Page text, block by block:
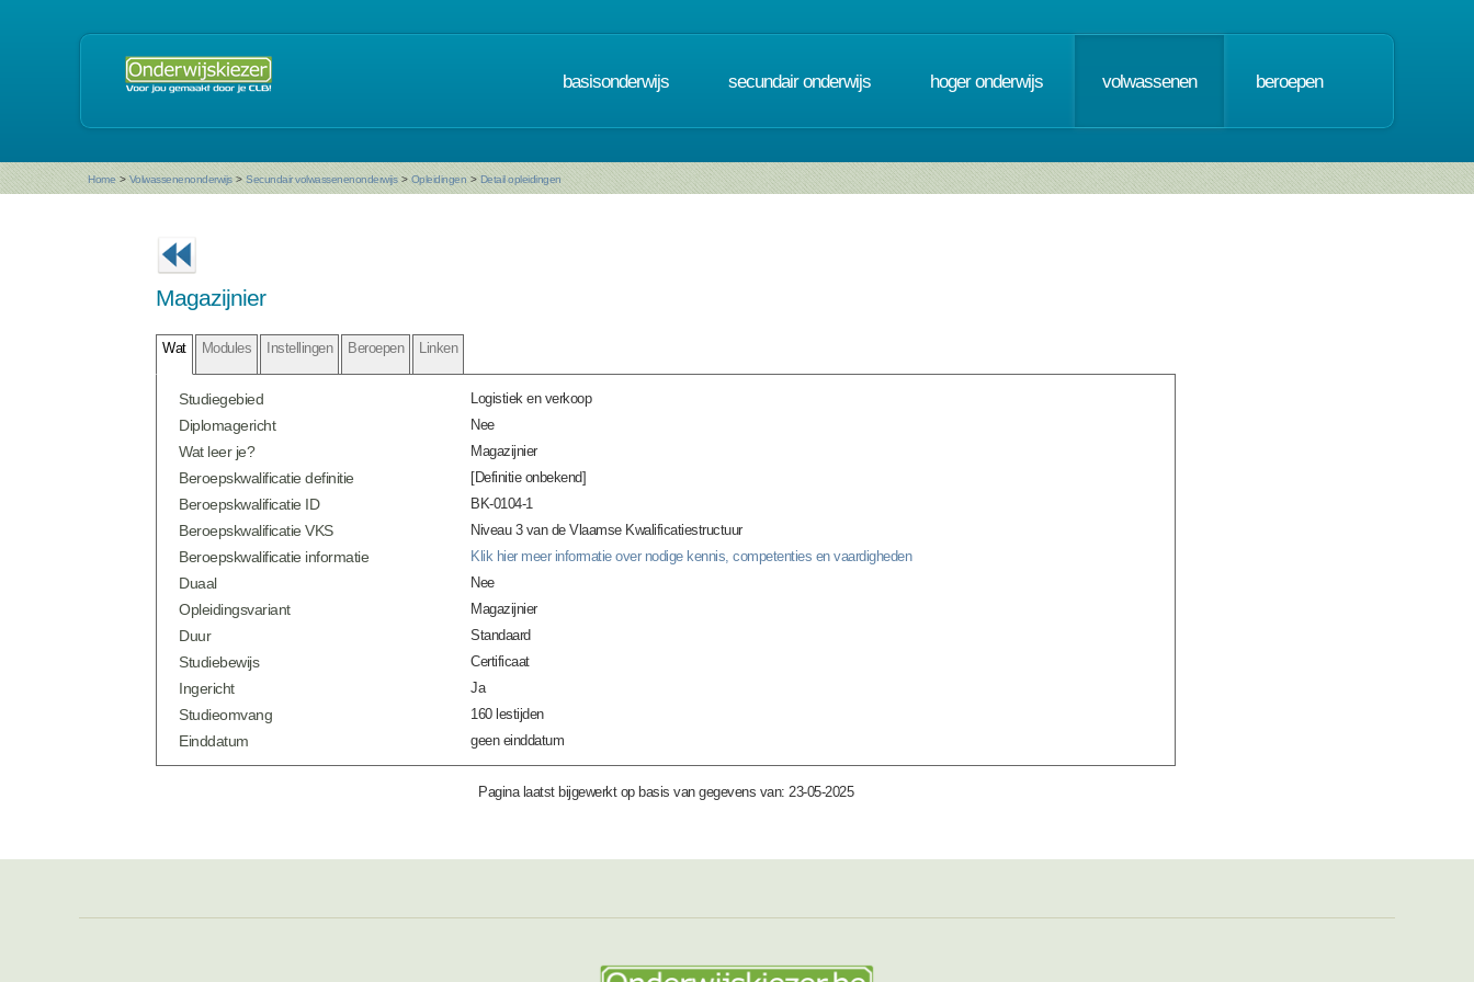
basisonderwijs secundair onderwijs hoger onderwijs volwassenen beroepen
Home > Volwassenenonderwijs > Secundair volwassenenonderwijs > Opleidingen > Detail opleidingen
Magazijnier
Wat Modules Instellingen Beroepen Linken
Studiegebied Logistiek en verkoop
Diplomagericht Nee
Wat leer je? Magazijnier
Beroepskwalificatie definitie [Definitie onbekend]
Beroepskwalificatie ID BK-0104-1
Beroepskwalificatie VKS Niveau 3 van de Vlaamse Kwalificatiestructuur
Beroepskwalificatie informatie Klik hier meer informatie over nodige kennis, competenties en vaardigheden
Duaal Nee
Opleidingsvariant Magazijnier
Duur Standaard
Studiebewijs Certificaat
Ingericht Ja
Studieomvang 160 lestijden
Einddatum geen einddatum
Pagina laatst bijgewerkt op basis van gegevens van: 23-05-2025